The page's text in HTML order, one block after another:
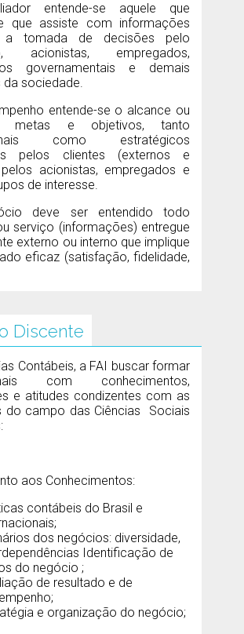
entende-se aquele que
que assiste com informações
a tomada de decisões pelo
acionistas, empregados,
governamentais e demais
da sociedade.
entende-se o alcance ou
metas e objetivos, tanto
como estratégicos
pelos clientes (externos e
acionistas, empregados e
de interesse.
deve ser entendido todo
serviço (informações) entregue
externo ou interno que implique
eficaz (satisfação, fidelidade,
Discente
Contábeis, a FAI buscar formar
com conhecimentos,
e atitudes condizentes com as
do campo das Ciências Sociais
aos Conhecimentos:
contábeis do Brasil e
dos negócios: diversidade,
Identificação de
do negócio ;
de resultado e de
e organização do negócio;